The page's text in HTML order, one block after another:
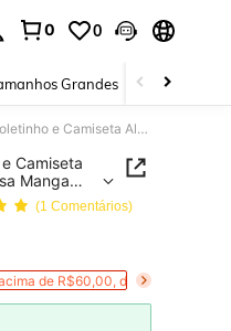
0 0
Grandes Joias e
Conjunto Infantil Masculino Short Moletinho e Camiseta Algodão Estampado Cavalo Fazendeiro Blusa Manga Curta Bermuda Com Bolsos Criança
Camiseta
Manga
(1 Comentários)
de R$60,00, desconto em